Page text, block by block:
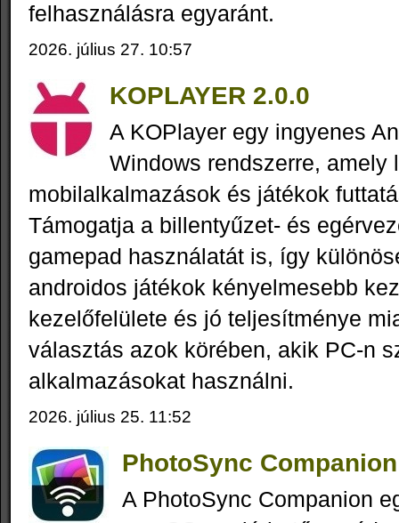
felhasználásra egyaránt.
2026. július 27. 10:57
KOPLAYER 2.0.0
A KOPlayer egy ingyenes
Windows rendszerre, amely
mobilalkalmazások és játékok
Támogatja a billentyűzet- és
gamepad használatát is, így
androidos játékok kényelmesebb
kezelőfelülete és jó teljesítménye
választás azok körében, akik PC-n
alkalmazásokat használni.
2026. július 25. 11:52
PhotoSync
A PhotoSync Companion